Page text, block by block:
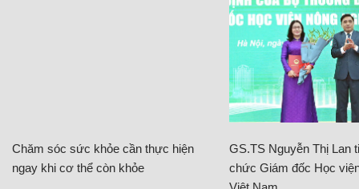
Chăm sóc sức khỏe cần thực hiện
ngay khi cơ thể còn khỏe
GS.TS Nguyễn Thị Lan
chức Giám đốc Học